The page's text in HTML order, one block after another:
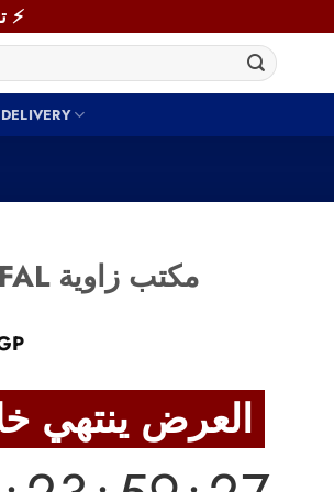
⚡ توصيل سريع خلال 48 ساعة داخل القاهرة والجيزة! اطلب دلوقتي ⚡
Corner Desk RAFAL مكتب زاوية
Current
is:
3,990 EGP.